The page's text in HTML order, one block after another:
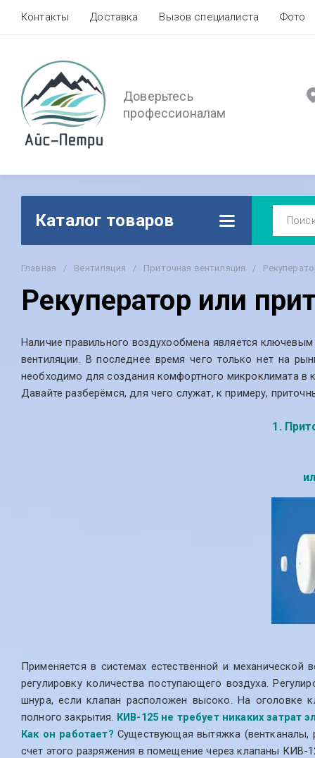
Контакты Доставка Вызов специалиста Фото
Доверьтесь
профессионалам
Каталог товаров
Главная / Вентиляция / Приточная вентиляция /
Рекуператор или
Наличие правильного воздухообмена является
вентиляции. В последнее время чего только нет на
необходимо для создания комфортного микроклимата в
Давайте разберёмся, для чего служат, к примеру,
1.
Применяется в системах естественной и
регулировку количества поступающего воздуха.
шнура, если клапан расположен высоко. На оголовке
полного закрытия. КИВ-125 не требует никаких затрат
Как он работает? Существующая вытяжка (вентканалы,
счет этого разряжения в помещение через клапаны КИВ-